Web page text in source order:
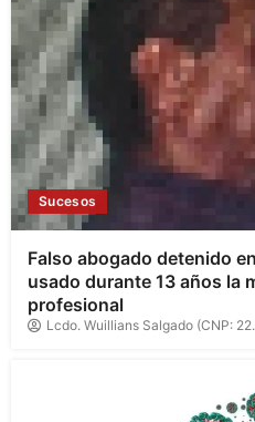
Sucesos
Falso abogado detenido
usado durante 13 años la
profesional
Lcdo. Wuillians Salgado (CNP: